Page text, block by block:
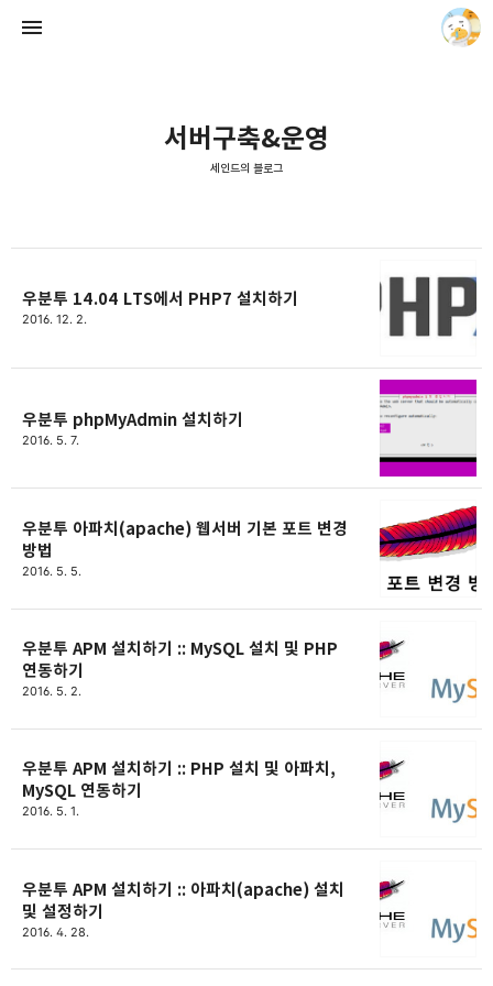
서버구축&운영
세인드의 블로그
우분투 14.04 LTS에서 PHP7 설치하기
2016. 12. 2.
우분투 phpMyAdmin 설치하기
2016. 5. 7.
우분투 아파치(apache) 웹서버 기본 포트 변경
방법
2016. 5. 5.
우분투 APM 설치하기 :: MySQL 설치 및 PHP
연동하기
2016. 5. 2.
우분투 APM 설치하기 :: PHP 설치 및 아파치,
MySQL 연동하기
2016. 5. 1.
우분투 APM 설치하기 :: 아파치(apache) 설치
및 설정하기
2016. 4. 28.
세인드의 블로그